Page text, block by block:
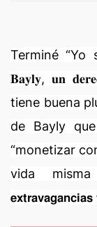
Terminé “Yo
𝐁𝐚𝐲𝐥𝐲, 𝐮𝐧
tiene buena
de Bayly
“monetizar
vida